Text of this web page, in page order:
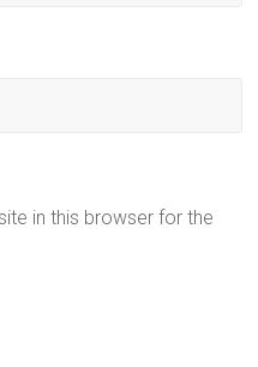
in this browser for the